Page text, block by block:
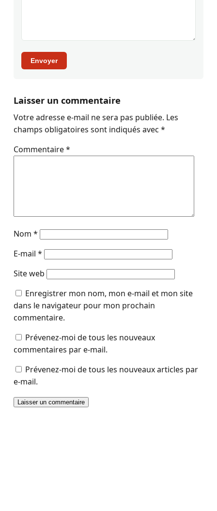
Envoyer
Laisser un commentaire
Votre adresse e-mail ne sera pas publiée. Les
champs obligatoires sont indiqués avec *
Commentaire*
Nom *
E-mail *
Site web
Enregistrer mon nom, mon e-mail et mon site
dans le navigateur pour mon prochain
commentaire.
Prévenez-moi de tous les nouveaux
commentaires par e-mail.
Prévenez-moi de tous les nouveaux articles par
e-mail.